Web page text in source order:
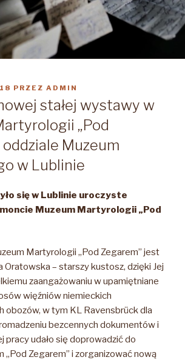
PRZEZ ADMIN
stałej wystawy w
„Pod
oddziale Muzeum
w Lublinie
się w Lublinie uroczyste
Muzeum Martyrologii „Pod
Martyrologii „Pod Zegarem” jest
Oratowska – starszy kustosz, dzięki Jej
zaangażowaniu w upamiętniane
więźniów niemieckich
obozów, w tym KL Ravensbrück dla
bezcennych dokumentów i
pracy udało się doprowadzić do
„Pod Zegarem” i zorganizować nową